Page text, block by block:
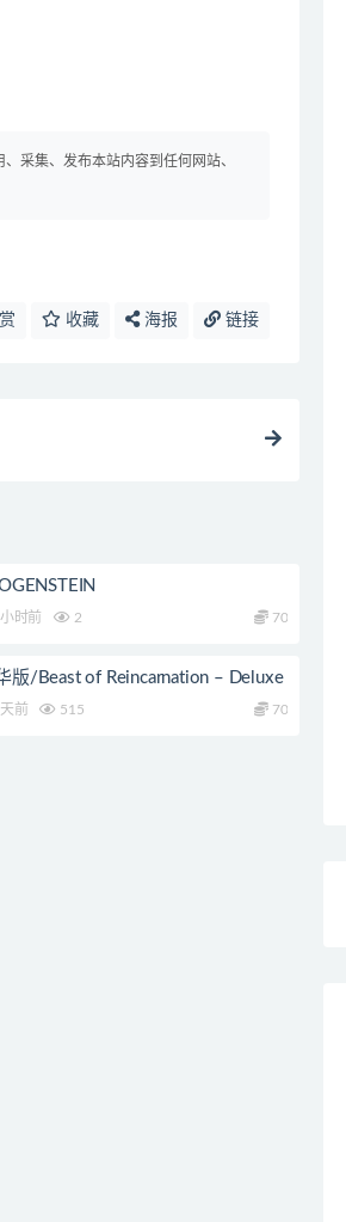
采集、发布本站内容到任何网站、
收藏 海报 链接
时前 2 70
版/Beast of Reincarnation – Deluxe
前 515 70